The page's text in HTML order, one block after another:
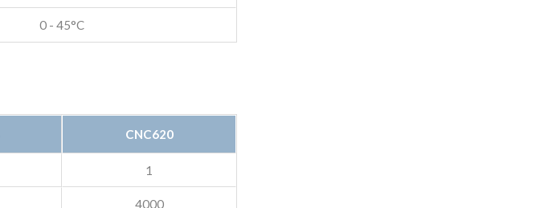
0 - 45°C
CNC620
1
4000